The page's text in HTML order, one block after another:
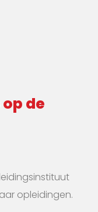
de
opleidingen.